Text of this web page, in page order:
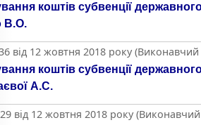
коштів субвенції
В.О.
від 12 жовтня 2018 року (Виконавчий
коштів субвенції
А.С.
від 12 жовтня 2018 року (Виконавчий